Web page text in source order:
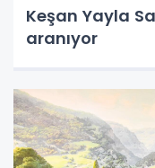
Keşan Yayla
aranıyor